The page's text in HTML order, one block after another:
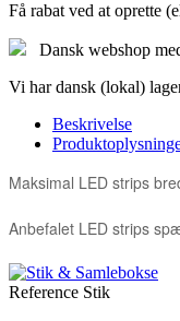
Få rabat ved at oprette
Dansk webshop
Vi har dansk (lokal)
Beskrivelse
Maksimal LED strips
Anbefalet LED strips
Reference Stik